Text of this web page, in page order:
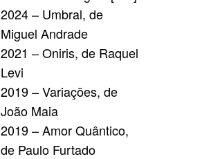
2024 – Umbral, de
Miguel Andrade
2021 – Oniris, de Raquel
Levi
2019 – Variações, de
João Maia
2019 – Amor Quântico,
de Paulo Furtado